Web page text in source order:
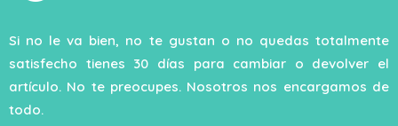
Si no le va bien, no te gustan o no quedas totalmente
satisfecho tienes 30 días para cambiar o devolver el
artículo. No te preocupes. Nosotros nos encargamos de
todo.